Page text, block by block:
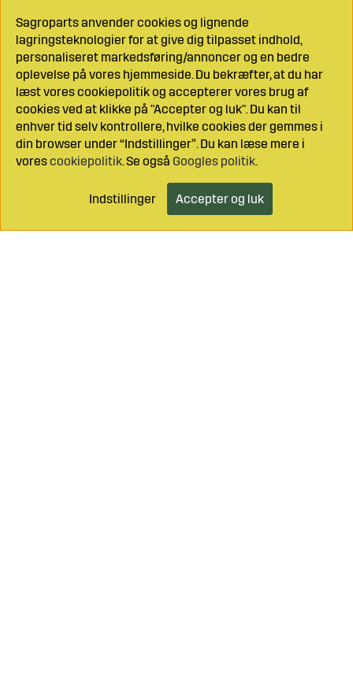
Læg i indkøbsvognen
Sagroparts anvender cookies og lignende
lagringsteknologier for at give dig tilpasset indhold,
personaliseret markedsføring/annoncer og en bedre
oplevelse på vores hjemmeside. Du bekræfter, at du har
læst vores cookiepolitik og accepterer vores brug af
cookies ved at klikke på "Accepter og luk". Du kan til
enhver tid selv kontrollere, hvilke cookies der gemmes i
din browser under “Indstillinger”. Du kan læse mere i
vorescookiepolitik. Se også Googles politik.
Indstillinger Accepter og luk